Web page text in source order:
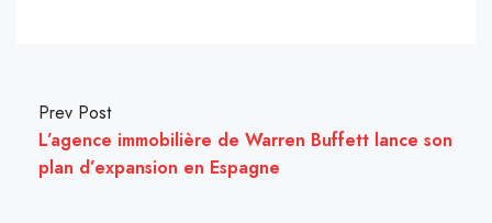
Prev Post
L’agence immobilière de Warren Buffett lance son
plan d’expansion en Espagne